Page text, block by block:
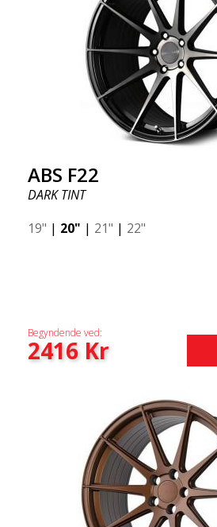
ABS F22
DARK TINT
19" | 20" | 21" | 22"
Begyndende ved:
2416Kr